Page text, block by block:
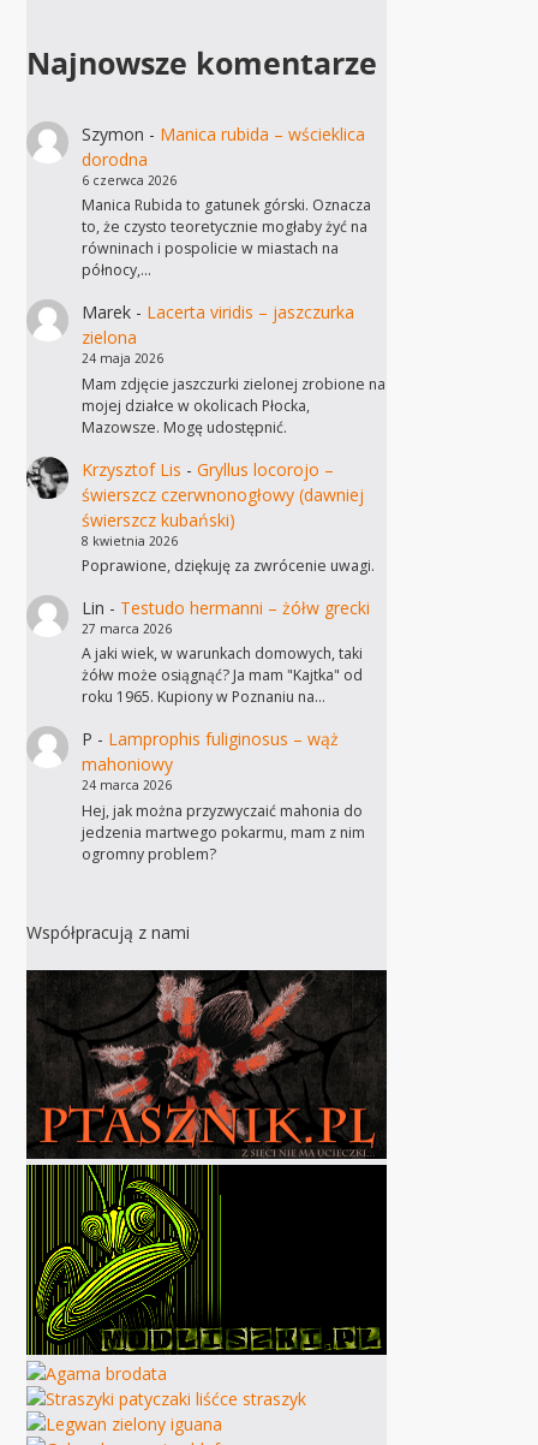
Najnowsze komentarze
Szymon - Manica rubida – wścieklica
dorodna
6 czerwca 2026
Manica Rubida to gatunek górski. Oznacza
to, że czysto teoretycznie mogłaby żyć na
równinach i pospolicie w miastach na
północy,…
Marek- Lacerta viridis – jaszczurka
zielona
24 maja 2026
Mam zdjęcie jaszczurki zielonej zrobione na
mojej działce w okolicach Płocka,
Mazowsze. Mogę udostępnić.
Krzysztof Lis - Gryllus locorojo –
świerszcz czerwnonogłowy (dawniej
świerszcz kubański)
8 kwietnia 2026
Poprawione, dziękuję za zwrócenie uwagi.
Lin - Testudo hermanni – żółw grecki
27 marca 2026
A jaki wiek, w warunkach domowych, taki
żółw może osiągnąć? Ja mam "Kajtka" od
roku 1965. Kupiony w Poznaniu na…
P - Lamprophis fuliginosus – wąż
mahoniowy
24 marca 2026
Hej, jak można przyzwyczaić mahonia do
jedzenia martwego pokarmu, mam z nim
ogromny problem?
Współpracują z nami